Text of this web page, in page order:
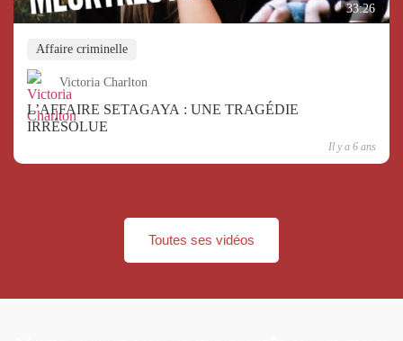
33:26
Affaire criminelle
Victoria Charlton
L’AFFAIRE SETAGAYA : UNE TRAGÉDIE
IRRÉSOLUE
Il y a 6 ans
Toutes ses vidéos